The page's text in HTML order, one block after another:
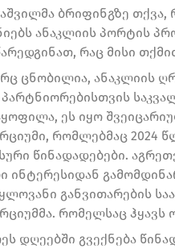
ბრიფინგზე
ანაკლიის პორტის
რაც მისი
ცნობილია, ანაკლიის
ეს იყო
რომლებმაც 2024
წინადადებები.
ინტერესიდან
განვითარების
რომელსაც ჰყავს
დღეებში გვექნება